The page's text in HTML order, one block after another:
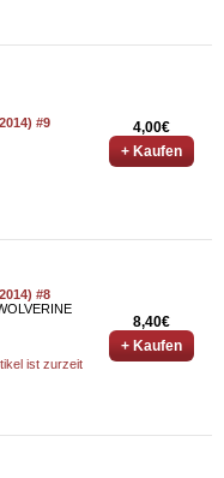
#9
4,00€
+ Kaufen
#8
ist zurzeit
8,40€
+ Kaufen